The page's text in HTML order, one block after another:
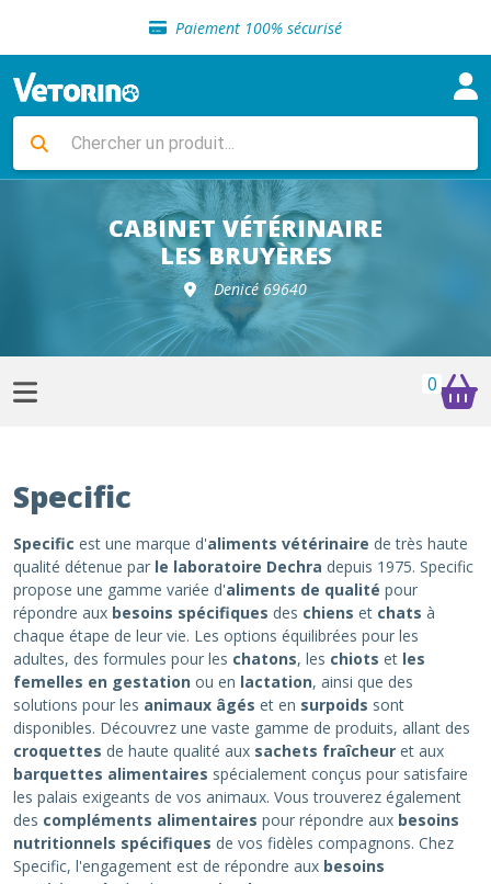
Paiement 100% sécurisé
Livraison gratuite en clinique vétérinaire
Sélection de croquettes vétérinaire
Livraison gratuite en clinique vétérinaire
Retour gratuit en clinique
Sélection de croquettes vétérinaire
CABINET VÉTÉRINAIRE
LES BRUYÈRES
Denicé 69640
0
Specific
Specific est une marque d'aliments vétérinaire de très haute
qualité détenue par le laboratoire Dechra depuis 1975. Specific
propose une gamme variée d'aliments de qualité pour
répondre aux besoins spécifiques des chiens et chats à
chaque étape de leur vie. Les options équilibrées pour les
adultes, des formules pour les chatons, les chiots et les
femelles en gestation ou en lactation, ainsi que des
solutions pour les animaux âgés et en surpoids sont
disponibles. Découvrez une vaste gamme de produits, allant des
croquettes de haute qualité aux sachets fraîcheur et aux
barquettes alimentaires spécialement conçus pour satisfaire
les palais exigeants de vos animaux. Vous trouverez également
des compléments alimentaires pour répondre aux besoins
nutritionnels spécifiques de vos fidèles compagnons. Chez
Specific, l'engagement est de répondre aux besoins